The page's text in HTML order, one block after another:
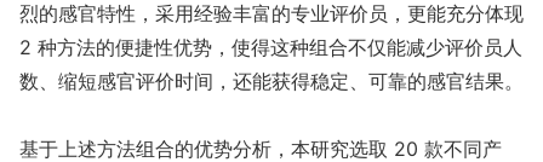
烈的感官特性，采用经验丰富的专业评价员，更能充分体现
2 种方法的便捷性优势，使得这种组合不仅能减少评价员人
数、缩短感官评价时间，还能获得稳定、可靠的感官结果。
基于上述方法组合的优势分析，本研究选取 20 款不同产